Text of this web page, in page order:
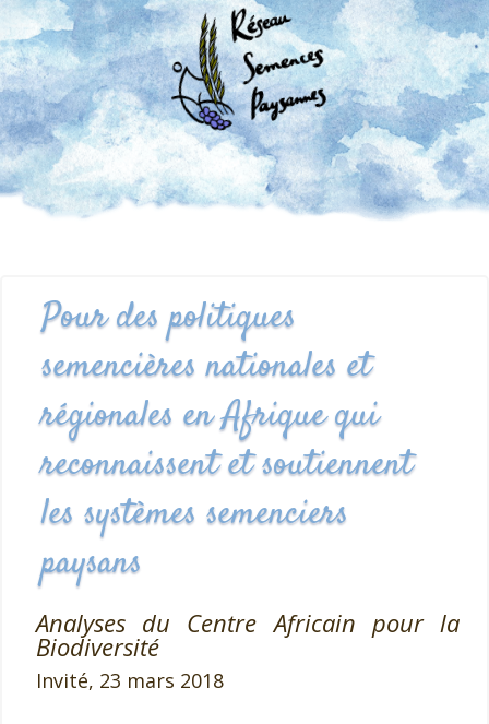
Pour des politiques
semencières nationales et
régionales en Afrique qui
reconnaissent et soutiennent
les systèmes semenciers
paysans
Analyses du Centre Africain pour la
Biodiversité
Invité, 23 mars 2018